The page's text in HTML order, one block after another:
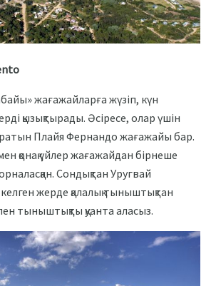
жағажайларға жүзіп, күн
қызықтырады. Әсіресе, олар үшін
Плайя Фернандо жағажайы бар.
қонақ үйлер жағажайдан бірнеше
Сондықтан Уругвай
жерде қалалық тыныштықтан
тыныштықты қуанта аласыз.